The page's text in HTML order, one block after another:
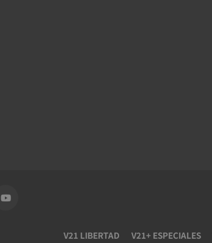
V21 LIBERTAD V21+ ESPECIALES